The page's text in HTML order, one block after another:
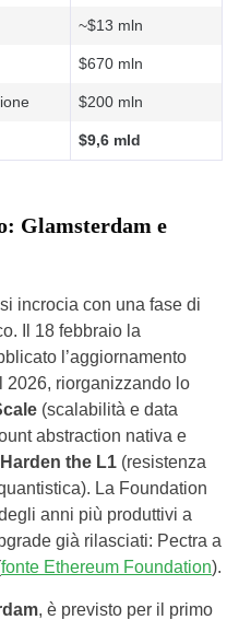
~$13 mln
$670 mln
$200 mln
$9,6 mld
Glamsterdam e
incrocia con una fase di
Il 18 febbraio la
l’aggiornamento
2026, riorganizzando lo
(scalabilità e data
abstraction nativa e
Harden the L1 (resistenza
La Foundation
anni più produttivi a
già rilasciati: Pectra a
fonte Ethereum Foundation).
, è previsto per il primo